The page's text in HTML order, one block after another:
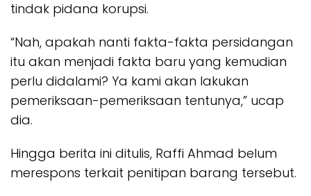
tindak pidana korupsi.
“Nah, apakah nanti fakta-fakta persidangan
itu akan menjadi fakta baru yang kemudian
perlu didalami? Ya kami akan lakukan
pemeriksaan-pemeriksaan tentunya,” ucap
dia.
Hingga berita ini ditulis, Raffi Ahmad belum
merespons terkait penitipan barang tersebut.